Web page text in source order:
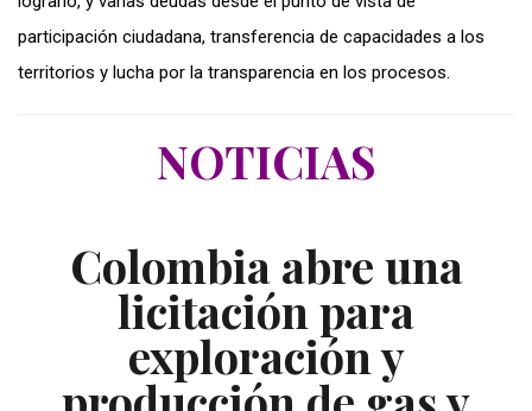
participación ciudadana, transferencia de capacidades a los
territorios y lucha por la transparencia en los procesos.
NOTICIAS
Colombia abre una
licitación para
exploración y